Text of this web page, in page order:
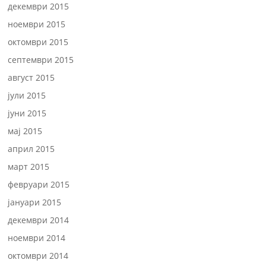
декември 2015
ноември 2015
октомври 2015
септември 2015
август 2015
јули 2015
јуни 2015
мај 2015
април 2015
март 2015
февруари 2015
јануари 2015
декември 2014
ноември 2014
октомври 2014